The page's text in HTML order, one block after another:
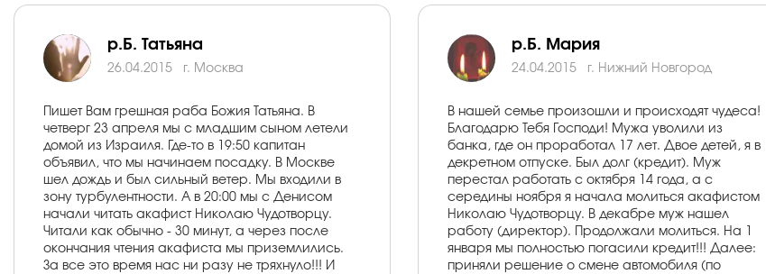
р.Б. Татьяна
26.04.2015 г. Москва
Пишет Вам грешная раба Божия Татьяна. В
четверг 23 апреля мы с младшим сыном летели
домой из Израиля. Где-то в 19:50 капитан
объявил, что мы начинаем посадку. В Москве
шел дождь и был сильный ветер. Мы входили в
зону турбулентности. А в 20:00 мы с Денисом
начали читать акафист Николаю Чудотворцу.
Читали как обычно - 30 минут, а через после
окончания чтения акафиста мы приземлились.
За все это время нас ни разу не тряхнуло!!! И
р.Б. Мария
24.04.2015 г. Нижний Новгород
В нашей семье произошли и происходят чудеса!
Благодарю Тебя Господи! Мужа уволили из
банка, где он проработал 17 лет. Двое детей, я в
декретном отпуске. Был долг (кредит). Муж
перестал работать с октября 14 года, а с
середины ноября я начала молиться акафистом
Николаю Чудотворцу. В декабре муж нашел
работу (директор). Продолжали молиться. На 1
января мы полностью погасили кредит!!! Далее:
приняли решение о смене автомобиля (по